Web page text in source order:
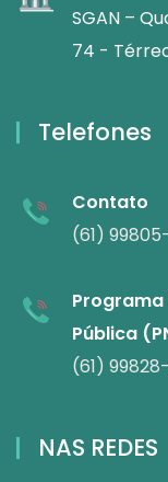
SGAN –
74 -
Telefones
Contato
(61)
Pública
(61)
NAS REDES